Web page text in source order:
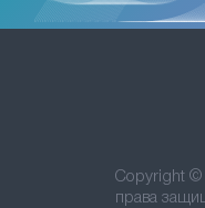
Copyright ©
права